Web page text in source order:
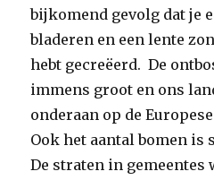
bijkomend gevolg dat je
bladeren en een lente
hebt gecreëerd. De
immens groot en ons
onderaan op de
Ook het aantal bomen is
De straten in gemeentes